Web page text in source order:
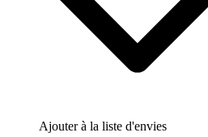
Ajouter à la liste d'envies